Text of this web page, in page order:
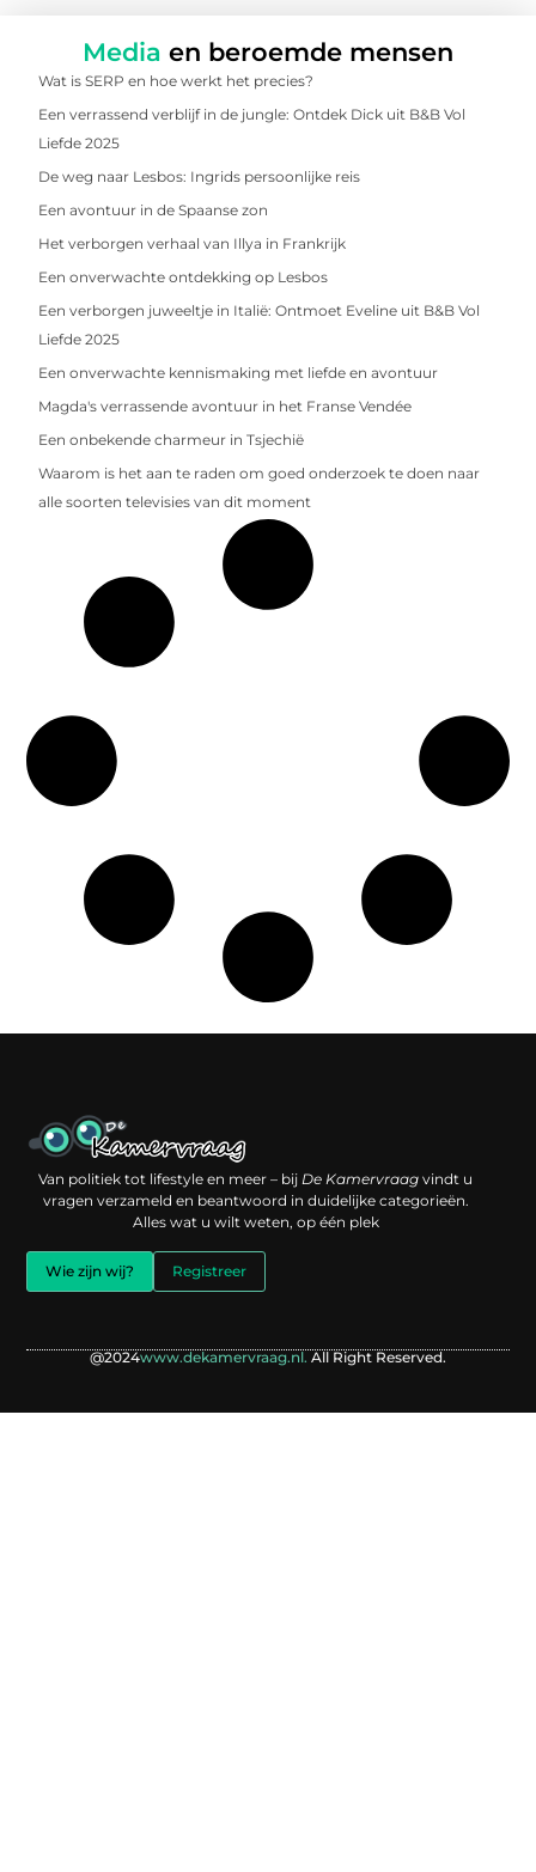
Media en beroemde mensen
Wat is SERP en hoe werkt het precies?
Een verrassend verblijf in de jungle: Ontdek Dick uit B&B Vol
Liefde 2025
De weg naar Lesbos: Ingrids persoonlijke reis
Een avontuur in de Spaanse zon
Het verborgen verhaal van Illya in Frankrijk
Een onverwachte ontdekking op Lesbos
Een verborgen juweeltje in Italië: Ontmoet Eveline uit B&B Vol
Liefde 2025
Een onverwachte kennismaking met liefde en avontuur
Magda's verrassende avontuur in het Franse Vendée
Een onbekende charmeur in Tsjechië
Waarom is het aan te raden om goed onderzoek te doen naar
alle soorten televisies van dit moment
Van politiek tot lifestyle en meer – bijDe Kamervraag vindt u
vragen verzameld en beantwoord in duidelijke categorieën.
Alles wat u wilt weten, op één plek
Wie zijn wij? Registreer
@2024www.dekamervraag.nl. All Right Reserved.